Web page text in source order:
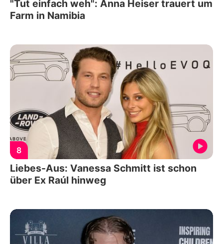
"Tut einfach weh": Anna Heiser trauert um
Farm in Namibia
8
Liebes-Aus: Vanessa Schmitt ist schon
über Ex Raúl hinweg